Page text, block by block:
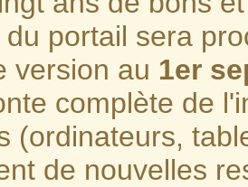
du portail sera
version au 1er
complète de
(ordinateurs,
de nouvelles